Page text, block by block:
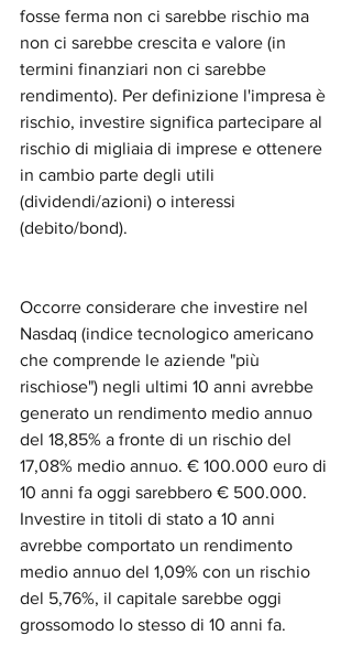
fosse ferma non ci sarebbe rischio ma
non ci sarebbe crescita e valore (in
termini finanziari non ci sarebbe
rendimento). Per definizione l'impresa è
rischio, investire significa partecipare al
rischio di migliaia di imprese e ottenere
in cambio parte degli utili
(dividendi/azioni) o interessi
(debito/bond).
Occorre considerare che investire nel
Nasdaq (indice tecnologico americano
che comprende le aziende "più
rischiose") negli ultimi 10 anni avrebbe
generato un rendimento medio annuo
del 18,85% a fronte di un rischio del
17,08% medio annuo. € 100.000 euro di
10 anni fa oggi sarebbero € 500.000.
Investire in titoli di stato a 10 anni
avrebbe comportato un rendimento
medio annuo del 1,09% con un rischio
del 5,76%, il capitale sarebbe oggi
grossomodo lo stesso di 10 anni fa.